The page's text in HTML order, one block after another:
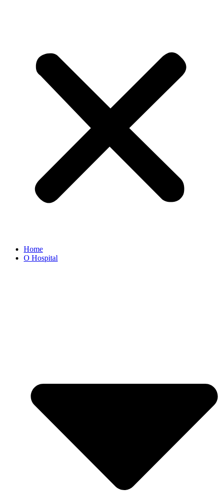
Home
O Hospital